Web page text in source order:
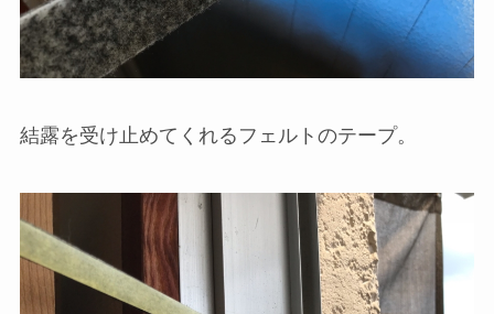
結露を受け止めてくれるフェルトのテープ。